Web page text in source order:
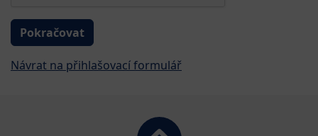
Návrat na přihlašovací formulář